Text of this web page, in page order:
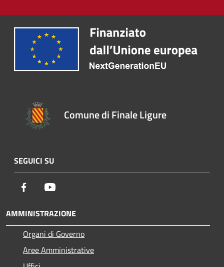
Comune di Finale Ligure
SEGUICI SU
Facebook
AMMINISTRAZIONE
Organi di Governo
Aree Amministrative